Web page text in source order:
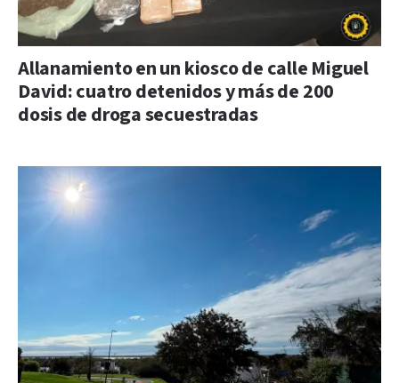
Allanamiento en un kiosco de calle Miguel
David: cuatro detenidos y más de 200
dosis de droga secuestradas